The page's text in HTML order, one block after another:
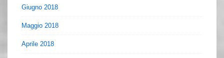
Giugno 2018
Maggio 2018
Aprile 2018